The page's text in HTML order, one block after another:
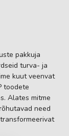
pakkuja
turva- ja
kuut veenvat
toodete
Alates mitme
need